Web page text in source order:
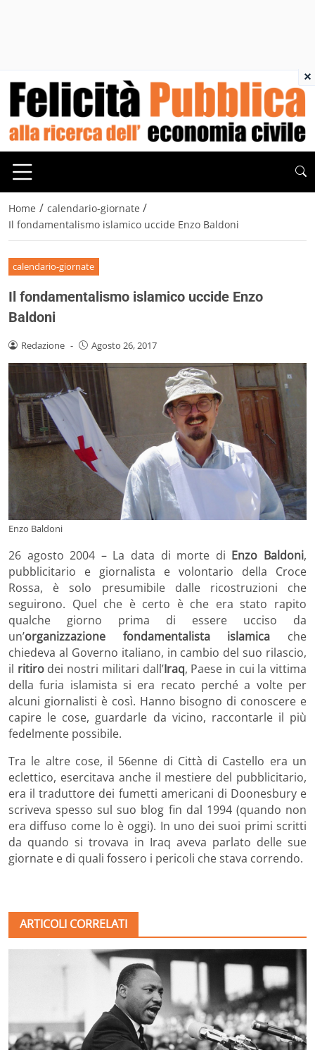
Home / calendario-giornate /
Il fondamentalismo islamico uccide Enzo Baldoni
calendario-giornate
Il fondamentalismo islamico uccide Enzo
Baldoni
Redazione - Agosto 26, 2017
Enzo Baldoni
26 agosto 2004 – La data di morte di Enzo Baldoni,
pubblicitario e giornalista e volontario della Croce
Rossa, è solo presumibile dalle ricostruzioni che
seguirono. Quel che è certo è che era stato rapito
qualche giorno prima di essere ucciso da
un’organizzazione fondamentalista islamica che
chiedeva al Governo italiano, in cambio del suo rilascio,
il ritirodei nostri militari dall’Iraq, Paese in cui la vittima
della furia islamista si era recato perché a volte per
alcuni giornalisti è così. Hanno bisogno di conoscere e
capire le cose, guardarle da vicino, raccontarle il più
fedelmente possibile.
Tra le altre cose, il 56enne di Città di Castello era un
eclettico, esercitava anche il mestiere del pubblicitario,
era il traduttore dei fumetti americani di Doonesbury e
scriveva spesso sul suo blog fin dal 1994 (quando non
era diffuso come lo è oggi). In uno dei suoi primi scritti
da quando si trovava in Iraq aveva parlato delle sue
giornate e di quali fossero i pericoli che stava correndo.
ARTICOLI CORRELATI
×